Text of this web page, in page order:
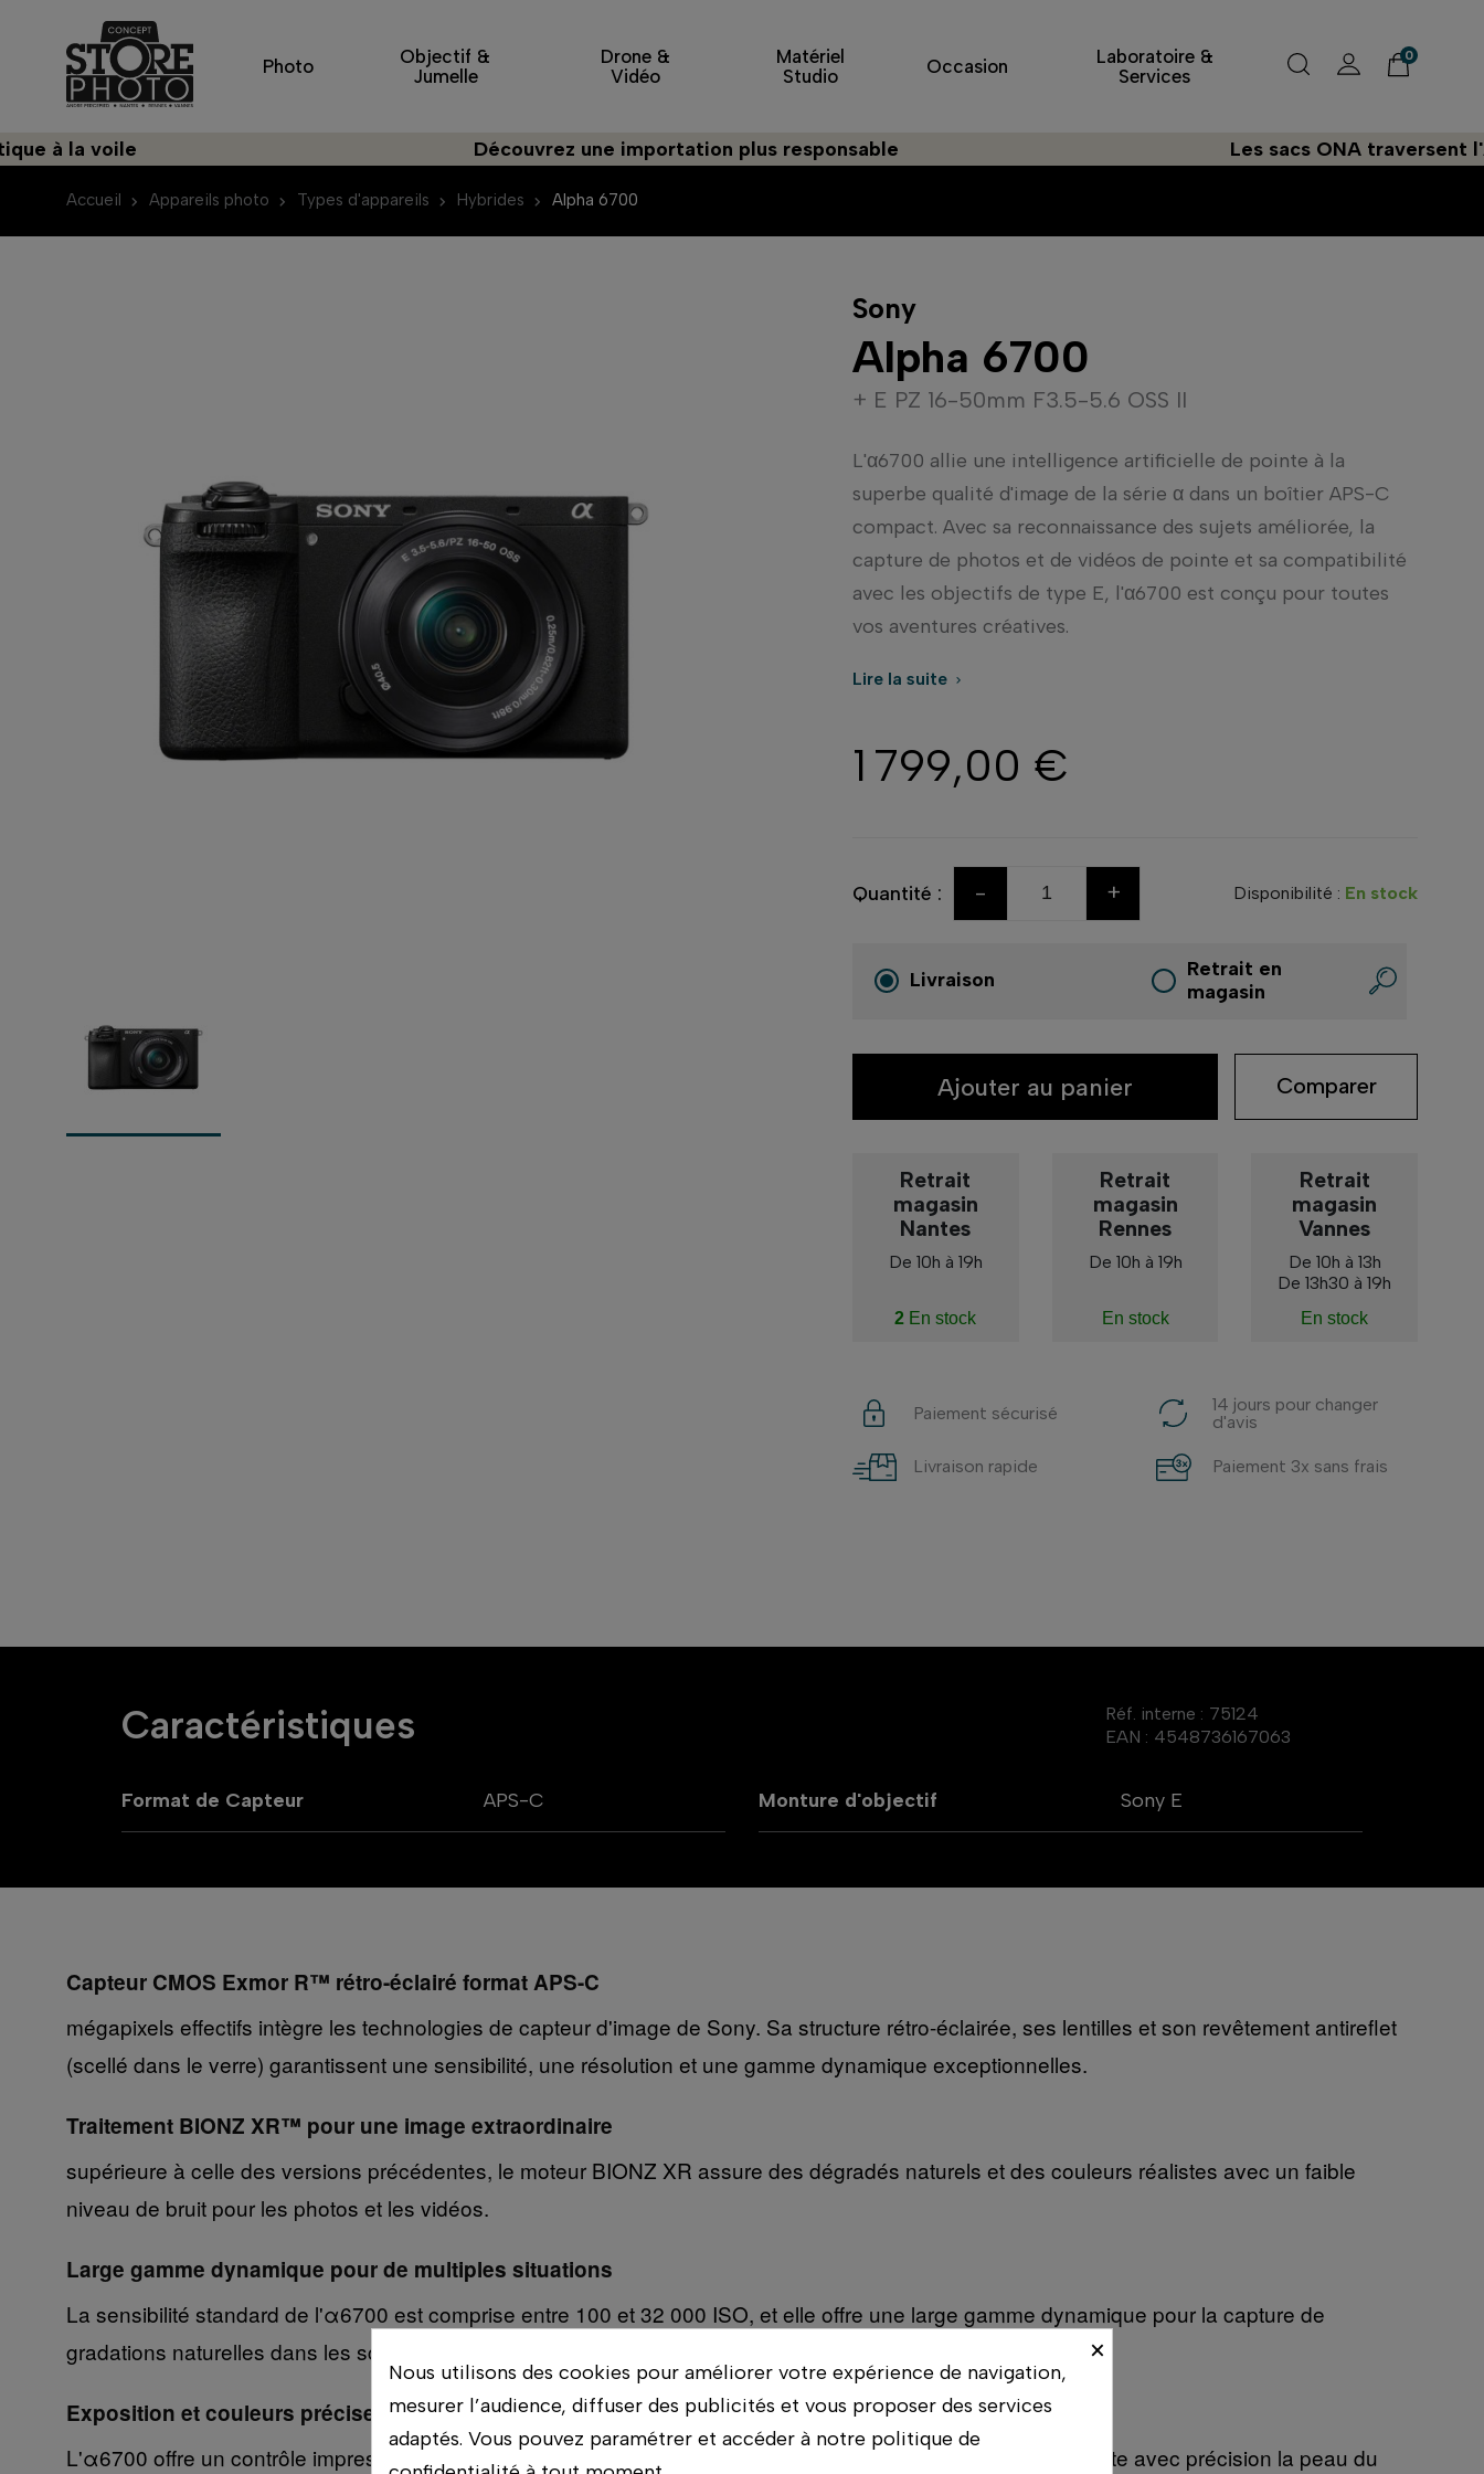
Photo
Objectif &
Jumelle
Drone &
Vidéo
Matériel
Studio
Occasion
Laboratoire &
Services
0
voile Découvrez une importation plus responsable Les sacs ONA traversent
Accueil Appareils photo Types d'appareils Hybrides Alpha 6700
Sony
Alpha 6700
+ E PZ 16-50mm F3.5-5.6 OSS II
L'α6700 allie une intelligence artificielle de pointe à la
superbe qualité d'image de la série α dans un boîtier APS-C
compact. Avec sa reconnaissance des sujets améliorée, la
capture de photos et de vidéos de pointe et sa compatibilité
avec les objectifs de type E, l'α6700 est conçu pour toutes
vos aventures créatives.
Lire la suite 
1 799,00 €
Quantité : - + Disponibilité : En stock
Livraison
Retrait en
magasin
Ajouter au panier Comparer
Retrait
magasin
Nantes
De 10h à 19h
2 En stock
Retrait
magasin
Rennes
De 10h à 19h
En stock
Retrait
magasin
Vannes
De 10h à 13h
De 13h30 à 19h
En stock
Paiement sécurisé
14 jours pour changer
d'avis
Livraison rapide Paiement 3x sans frais
Caractéristiques Réf. interne : 75124
EAN : 4548736167063
Format de Capteur APS-C Monture d'objectif Sony E
Capteur CMOS Exmor R™ rétro-éclairé format APS-C
mégapixels effectifs intègre les technologies de capteur d'image de Sony. Sa structure rétro-éclairée, ses lentilles et son revêtement antireflet
(scellé dans le verre) garantissent une sensibilité, une résolution et une gamme dynamique exceptionnelles.
Traitement BIONZ XR™ pour une image extraordinaire
supérieure à celle des versions précédentes, le moteur BIONZ XR assure des dégradés naturels et des couleurs réalistes avec un faible
niveau de bruit pour les photos et les vidéos.
Large gamme dynamique pour de multiples situations
La sensibilité standard de l'α6700 est comprise entre 100 et 32 000 ISO, et elle offre une large gamme dynamique pour la capture de
gradations naturelles dans les scènes à fort contraste, sans reflets parasites ni ombres bloquées.
Exposition et couleurs précises et régulières
L'α6700 offre un contrôle impressionnant de l'exposition. Le nouvel algorithme d'exposition automatique détecte avec précision la peau du
×
Nous utilisons des cookies pour améliorer votre expérience de navigation,
mesurer l’audience, diffuser des publicités et vous proposer des services
adaptés. Vous pouvez paramétrer et accéder à notre politique de